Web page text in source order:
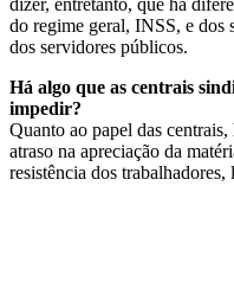
do regime geral, INSS, e dos
dos servidores públicos.
Há algo que as centrais
impedir?
Quanto ao papel das
atraso na apreciação da
resistência dos